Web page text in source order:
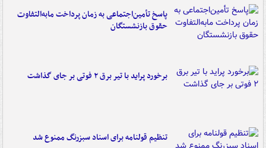
پاسخ تأمین‌اجتماعی به زمان پرداخت مابه‌التفاوت
حقوق بازنشستگان
برخورد پراید با تیر برق ۲ فوتی بر جای گذاشت
تنظیم قولنامه برای اسناد سبزرنگ ممنوع شد